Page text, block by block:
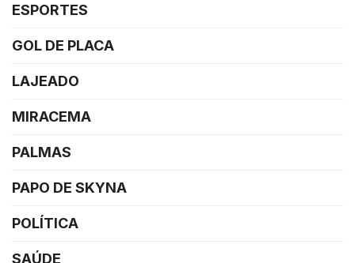
ESPORTES
GOL DE PLACA
LAJEADO
MIRACEMA
PALMAS
PAPO DE SKYNA
POLÍTICA
SAÚDE